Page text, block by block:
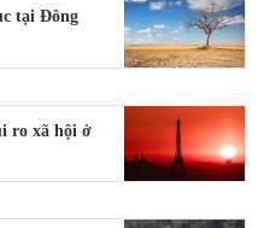
tại Đông
ro xã hội ở